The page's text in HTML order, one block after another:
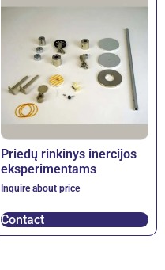
Priedų rinkinys inercijos
eksperimentams
Inquire about price
Contact